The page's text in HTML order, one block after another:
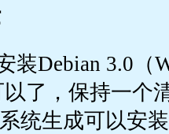
装Debian 3.0
了，保持一个
统生成可以安